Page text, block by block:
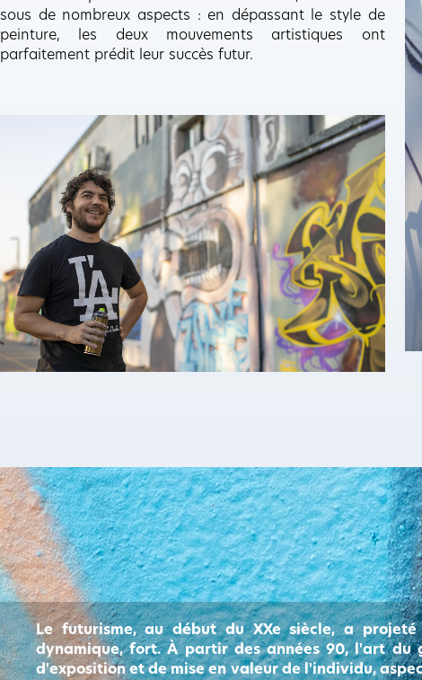
sous de nombreux aspects : en dépassant le style de
peinture, les deux mouvements artistiques ont
parfaitement prédit leur succès futur.
Le futurisme, au début du XXe siècle, a
dynamique, fort. À partir des années 90, l'art
d'exposition et de mise en valeur de l'individu,